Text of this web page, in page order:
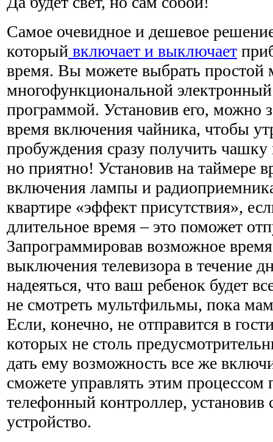
Самое очевидное и дешевое
который включает и выключает
время. Вы можете выбрать простой
многофункциональной
программой. Установив его, можно
время включения чайника, чтобы
пробуждения сразу получить
но приятно! Установив на таймере
включения лампы и
квартире «эффект присутствия»,
длительное время – это поможет
Запрограммировав возможное
выключения телевизора в течение
надеяться, что ваш ребенок будет
не смотреть мультфильмы, пока
Если, конечно, не отправится в
которых не столь
дать ему возможность все же
сможете управлять этим процессом
телефонный контроллер, установив
устройство.